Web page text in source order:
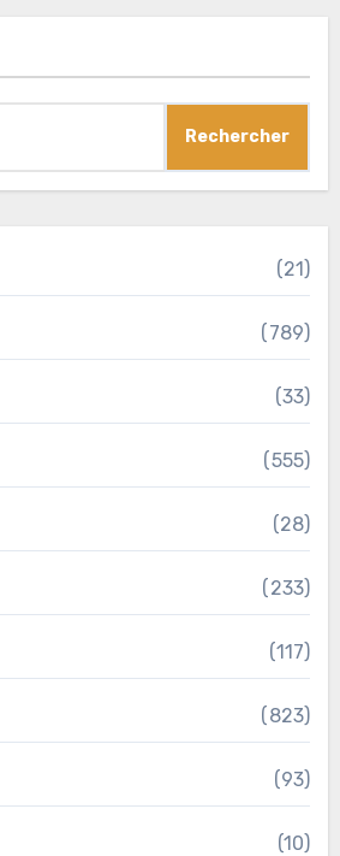
Rechercher
(21)
(789)
(33)
(555)
(28)
(233)
(117)
(823)
(93)
(10)